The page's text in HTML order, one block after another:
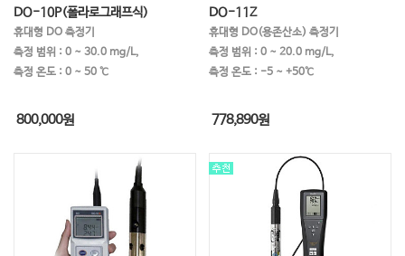
DO-10P(폴라로그래프식)
휴대형 DO 측정기
측정 범위 : 0 ~ 30.0 mg/L,
측정 온도 : 0 ~ 50 ℃
800,000원
DO-11Z
휴대형 DO(용존산소) 측정기
측정 범위 : 0 ~ 20.0 mg/L,
측정 온도 : -5 ~ +50℃
778,890원